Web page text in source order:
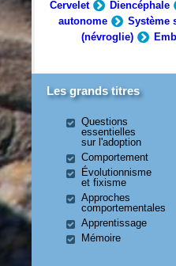
Cervelet
Diencéphale
autonome
Système
(névroglie)
Les grands titres
Questions
essentielles
sur l'adoption
Comportement
Évolutionnisme
et fixisme
Approches
comportementales
Apprentissage
Mémoire